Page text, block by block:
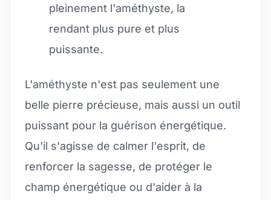
pleinement l'améthyste, la
rendant plus pure et plus
puissante.
L'améthyste n'est pas seulement une
belle pierre précieuse, mais aussi un outil
puissant pour la guérison énergétique.
Qu'il s'agisse de calmer l'esprit, de
renforcer la sagesse, de protéger le
champ énergétique ou d'aider à la